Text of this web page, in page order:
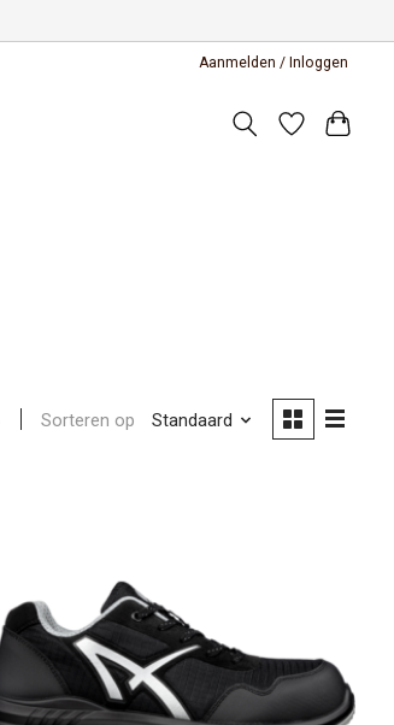
Aanmelden / Inloggen
Sorteren op Standaard